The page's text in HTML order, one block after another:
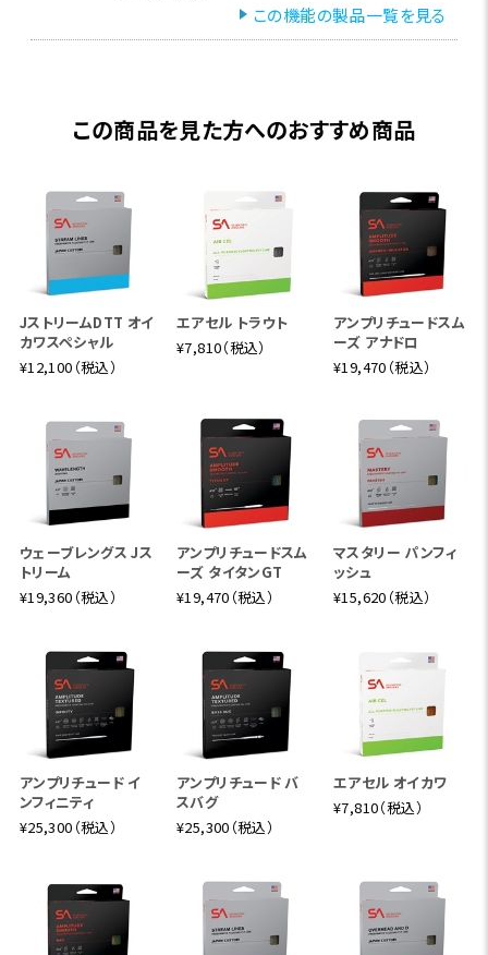
この機能の製品一覧を見る
この商品を見た方へのおすすめ商品
JストリームDTT オイ
カワスペシャル
¥12,100（税込）
エアセル トラウト
¥7,810（税込）
アンプリチュードスム
ーズ アナドロ
¥19,470（税込）
ウェーブレングス Jス
トリーム
¥19,360（税込）
アンプリチュードスム
ーズ タイタンGT
¥19,470（税込）
マスタリー パンフィ
ッシュ
¥15,620（税込）
アンプリチュード イ
ンフィニティ
¥25,300（税込）
アンプリチュード バ
スバグ
¥25,300（税込）
エアセル オイカワ
¥7,810（税込）